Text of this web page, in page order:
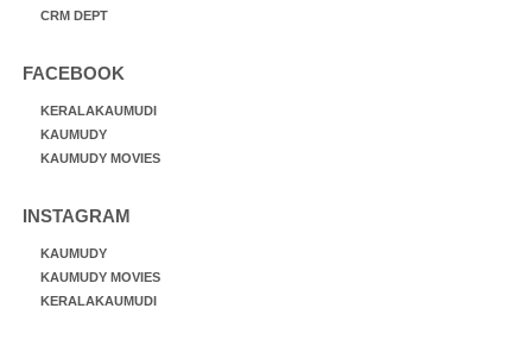
CRM DEPT
FACEBOOK
KERALAKAUMUDI
KAUMUDY
KAUMUDY MOVIES
INSTAGRAM
KAUMUDY
KAUMUDY MOVIES
KERALAKAUMUDI